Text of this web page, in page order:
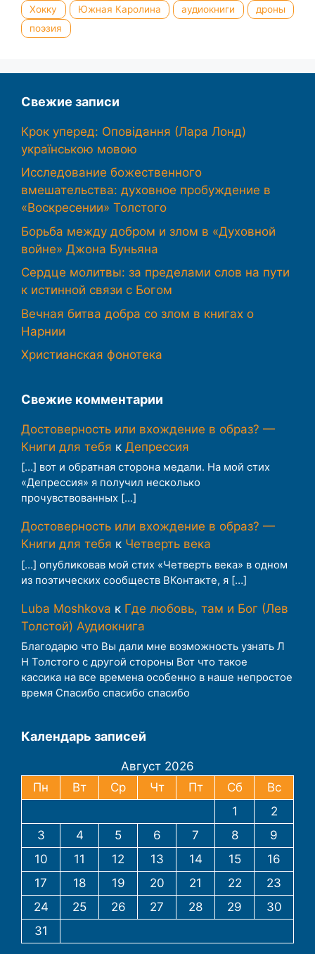
Хокку
Южная Каролина аудиокниги
дроны
поэзия
Свежие записи
Крок уперед: Оповідання (Лара Лонд)
українською мовою
Исследование божественного
вмешательства: духовное пробуждение в
«Воскресении» Толстого
Борьба между добром и злом в «Духовной
войне» Джона Буньяна
Сердце молитвы: за пределами слов на пути
к истинной связи с Богом
Вечная битва добра со злом в книгах о
Нарнии
Христианская фонотека
Свежие комментарии
Достоверность или вхождение в образ? —
Книги для тебя к Депрессия
[…] вот и обратная сторона медали. На мой стих
«Депрессия» я получил несколько
прочувствованных […]
Достоверность или вхождение в образ? —
Книги для тебя к Четверть века
[…] опубликовав мой стих «Четверть века» в одном
из поэтических сообществ ВКонтакте, я […]
Luba Moshkova к Где любовь, там и Бог (Лев
Толстой) Аудиокнига
Благодарю что Вы дали мне возможность узнать Л
Н Толстого с другой стороны Вот что такое
кассика на все времена особенно в наше непростое
время Спасибо спасибо спасибо
Календарь записей
Август 2026
Пн
Вт Ср Чт Пт Сб
Вс
1
2
3
4 5 6 7 8
9
10
11 12 13 14 15
16
17
18 19 20 21 22
23
24
25 26 27 28 29
30
31